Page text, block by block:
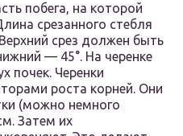
побега, на которой
срезанного стебля
срез должен быть
— 45°. На черенке
почек. Черенки
роста корней. Они
(можно немного
Затем их